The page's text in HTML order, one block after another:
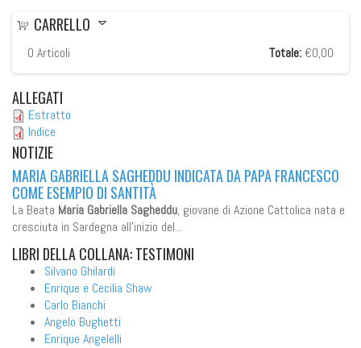
CARRELLO
0 Articoli Totale: €0,00
ALLEGATI
Estratto
Indice
NOTIZIE
MARIA GABRIELLA SAGHEDDU INDICATA DA PAPA FRANCESCO
COME ESEMPIO DI SANTITÀ
La Beata Maria Gabriella Sagheddu, giovane di Azione Cattolica nata e
cresciuta in Sardegna all'inizio del...
LIBRI DELLA COLLANA: TESTIMONI
Silvano Ghilardi
Enrique e Cecilia Shaw
Carlo Bianchi
Angelo Bughetti
Enrique Angelelli